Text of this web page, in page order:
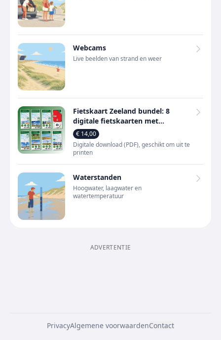
Webcams
Live beelden van strand en weer
Fietskaart Zeeland bundel: 8
digitale fietskaarten met
fietsknooppunten (PDF)
€ 14,00
Digitale download (PDF), geschikt om uit te
printen
Waterstanden
Hoogwater, laagwater en
watertemperatuur
ADVERTENTIE
PrivacyAlgemene voorwaardenContact